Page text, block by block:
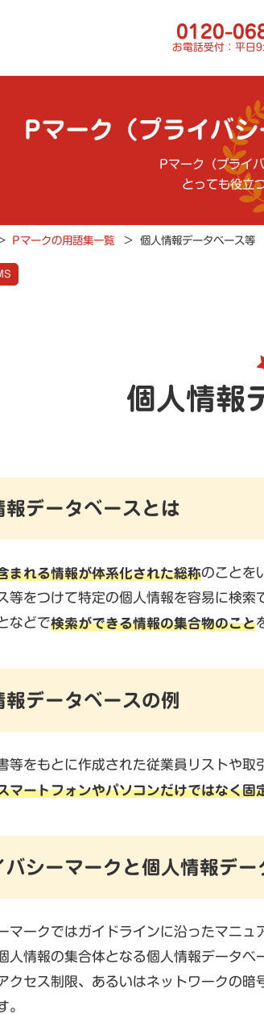
0120-
お電話受付：平日
Pマーク（プライバ
Pマーク（プライ
とっても役立
Pマークの用語集一覧 > 個人情報データベース等
個人情報
報データベースとは
まれる情報が体系化された総称のことを
等をつけて特定の個人情報を容易に検
などで検索ができる情報の集合物のこと
報データベースの例
等をもとに作成された従業員リストや取
マートフォンやパソコンだけではなく
バシーマークと個人情報デー
マークではガイドラインに沿ったマニュ
人情報の集合体となる個人情報データ
クセス制限、あるいはネットワークの
。